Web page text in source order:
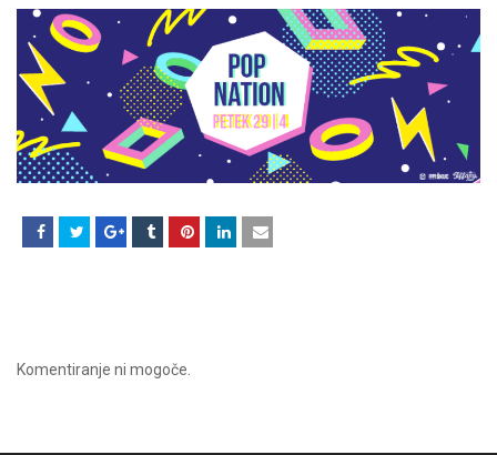
Komentiranje ni mogoče.